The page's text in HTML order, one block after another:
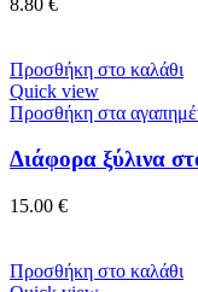
Προσθήκη στο καλάθι
Quick view
Προσθήκη στα
Διάφορα ξύλινα
15.00 €
Προσθήκη στο καλάθι